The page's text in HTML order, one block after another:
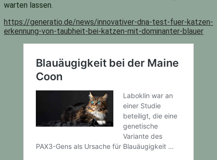
warten lassen.
https://generatio.de/news/innovativer-dna-test-fuer-katzen-
erkennung-von-taubheit-bei-katzen-mit-dominanter-blauer